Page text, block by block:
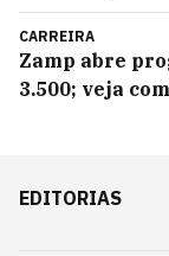
CARREIRA
Zamp abre
3.500; veja
EDITORIAS